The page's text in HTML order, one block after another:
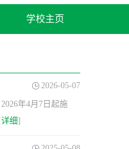
学校主页
2026-05-07
年4月7日起施
详细]